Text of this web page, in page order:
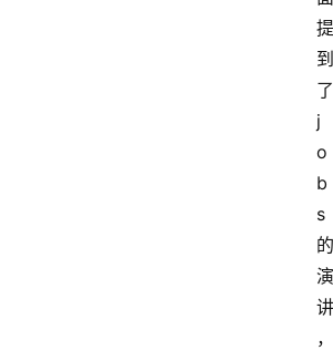
提
到
了
j
o
b
s
的
演
讲
，